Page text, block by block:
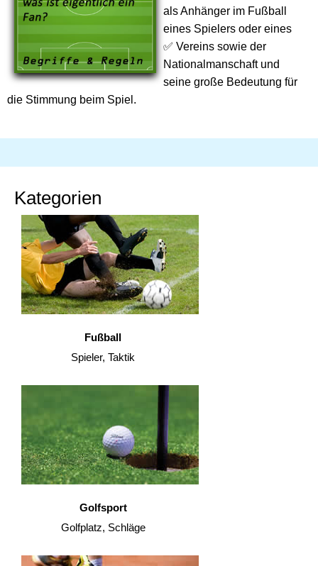
als Anhänger im Fußball
eines Spielers oder eines
✅ Vereins sowie der
Nationalmanschaft und
seine große Bedeutung für
die Stimmung beim Spiel.
Kategorien
Fußball
Spieler, Taktik
Golfsport
Golfplatz, Schläge